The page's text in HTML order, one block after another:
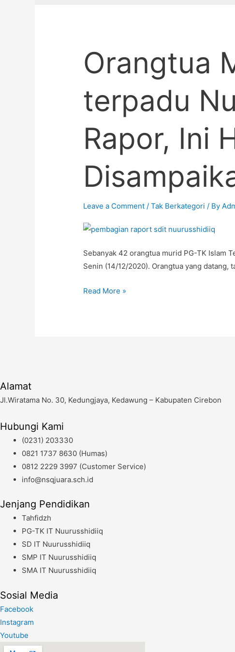
Orangtua
terpadu
Rapor, Ini
Leave a Comment /Tak Berkategori / By
Sebanyak 42 orangtua murid PG-TK Islam
Senin (14/12/2020). Orangtua yang
Orangtua
Rapor,
Read More »
Alamat
Jl.Wiratama No. 30, Kedungjaya, Kedawung – Kabupaten Cirebon
Hubungi Kami
(0231) 203330
0821 1737 8630 (Humas)
0812 2229 3997 (Customer Service)
info@nsqjuara.sch.id
Jenjang Pendidikan
Tahfidzh
PG-TK IT Nuurusshidiiq
SD IT Nuurusshidiiq
SMP IT Nuurusshidiiq
SMA IT Nuurusshidiiq
Sosial Media
Facebook
Instagram
Youtube